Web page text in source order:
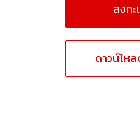
ลงทะ
ดาวน์โห